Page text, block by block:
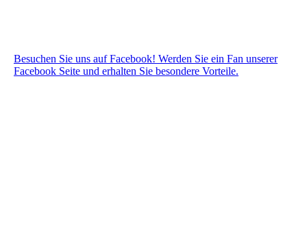
Besuchen Sie uns auf Facebook! Werden Sie ein Fan unserer
Facebook Seite und erhalten Sie besondere Vorteile.